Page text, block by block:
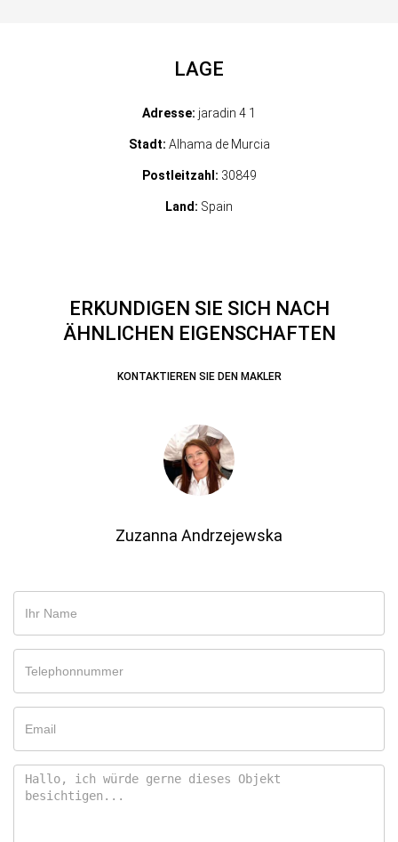
LAGE
Adresse: jaradin 4 1
Stadt: Alhama de Murcia
Postleitzahl: 30849
Land: Spain
ERKUNDIGEN SIE SICH NACH
ÄHNLICHEN EIGENSCHAFTEN
KONTAKTIEREN SIE DEN MAKLER
Zuzanna Andrzejewska